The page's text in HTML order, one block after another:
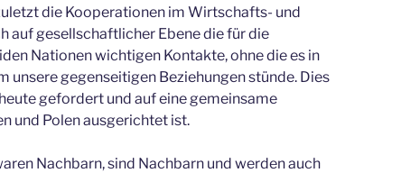
die Kooperationen im Wirtschafts- und
auf gesellschaftlicher Ebene die für die
Nationen wichtigen Kontakte, ohne die es in
unsere gegenseitigen Beziehungen stünde. Dies
gefordert und auf eine gemeinsame
und Polen ausgerichtet ist.
Nachbarn, sind Nachbarn und werden auch